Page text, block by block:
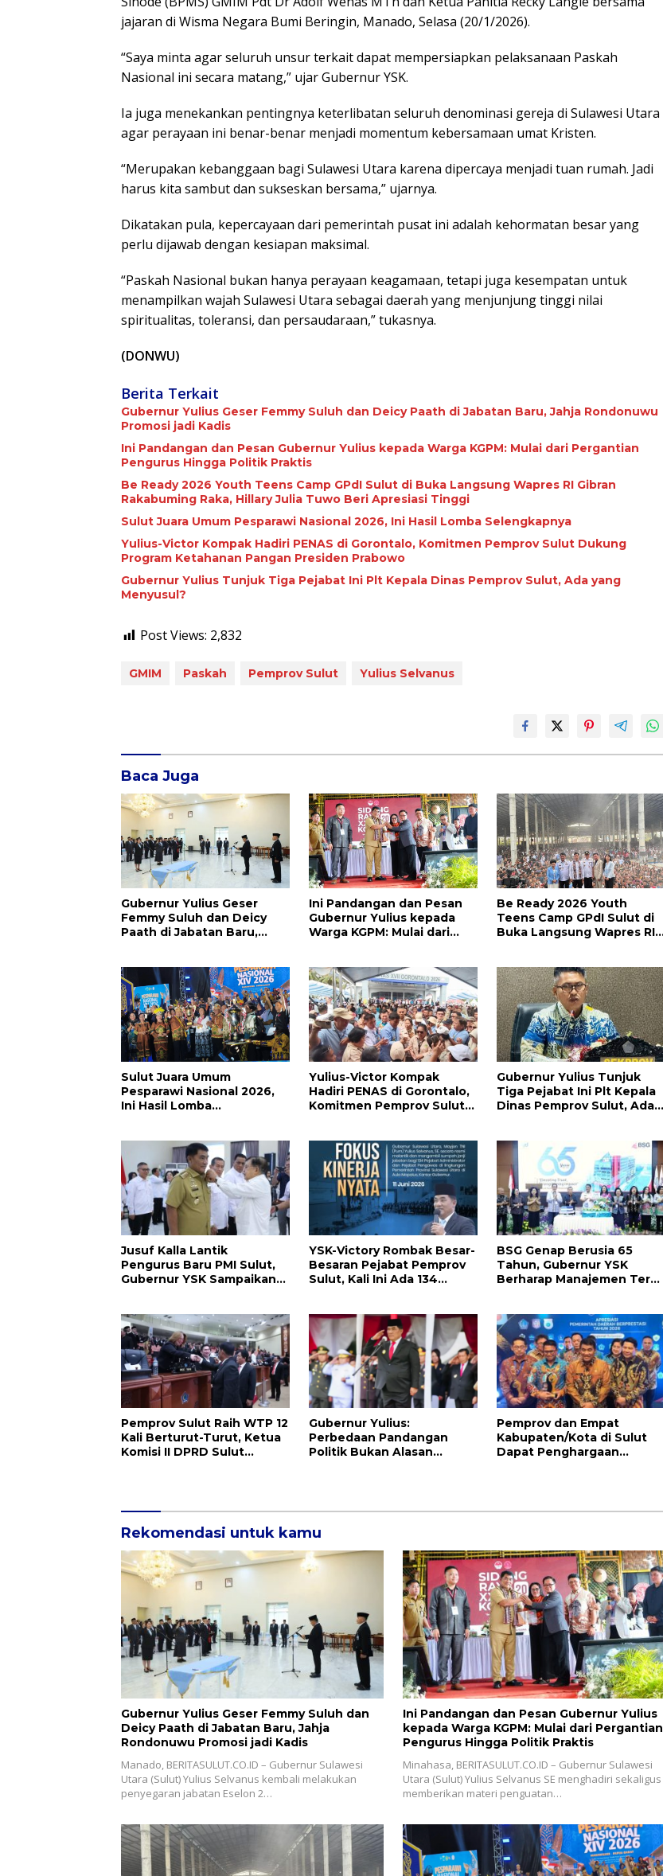
jajaran di Wisma Negara Bumi Beringin, Manado, Selasa (20/1/2026).
“Saya minta agar seluruh unsur terkait dapat mempersiapkan pelaksanaan Paskah
Nasional ini secara matang,” ujar Gubernur YSK.
Ia juga menekankan pentingnya keterlibatan seluruh denominasi gereja di Sulawesi Utara
agar perayaan ini benar-benar menjadi momentum kebersamaan umat Kristen.
“Merupakan kebanggaan bagi Sulawesi Utara karena dipercaya menjadi tuan rumah. Jadi
harus kita sambut dan sukseskan bersama,” ujarnya.
Dikatakan pula, kepercayaan dari pemerintah pusat ini adalah kehormatan besar yang
perlu dijawab dengan kesiapan maksimal.
“Paskah Nasional bukan hanya perayaan keagamaan, tetapi juga kesempatan untuk
menampilkan wajah Sulawesi Utara sebagai daerah yang menjunjung tinggi nilai
spiritualitas, toleransi, dan persaudaraan,” tukasnya.
(DONWU)
Berita Terkait
Gubernur Yulius Geser Femmy Suluh dan Deicy Paath di Jabatan Baru, Jahja Rondonuwu
Promosi jadi Kadis
Ini Pandangan dan Pesan Gubernur Yulius kepada Warga KGPM: Mulai dari Pergantian
Pengurus Hingga Politik Praktis
Be Ready 2026 Youth Teens Camp GPdI Sulut di Buka Langsung Wapres RI Gibran
Rakabuming Raka, Hillary Julia Tuwo Beri Apresiasi Tinggi
Sulut Juara Umum Pesparawi Nasional 2026, Ini Hasil Lomba Selengkapnya
Yulius-Victor Kompak Hadiri PENAS di Gorontalo, Komitmen Pemprov Sulut Dukung
Program Ketahanan Pangan Presiden Prabowo
Gubernur Yulius Tunjuk Tiga Pejabat Ini Plt Kepala Dinas Pemprov Sulut, Ada yang
Menyusul?
Post Views: 2,832
GMIM Paskah Pemprov Sulut Yulius Selvanus
Baca Juga
Gubernur Yulius Geser
Femmy Suluh dan Deicy
Paath di Jabatan Baru,
Ini Pandangan dan Pesan
Gubernur Yulius kepada
Warga KGPM: Mulai dari
Be Ready 2026 Youth
Teens Camp GPdI Sulut di
Buka Langsung Wapres RI
Apresiasi Tinggi
Sulut Juara Umum
Pesparawi Nasional 2026,
Ini Hasil Lomba
Yulius-Victor Kompak
Hadiri PENAS di Gorontalo,
Komitmen Pemprov Sulut
Presiden Prabowo
Gubernur Yulius Tunjuk
Tiga Pejabat Ini Plt Kepala
Dinas Pemprov Sulut, Ada
Jusuf Kalla Lantik
Pengurus Baru PMI Sulut,
Gubernur YSK Sampaikan
YSK-Victory Rombak Besar-
Besaran Pejabat Pemprov
Sulut, Kali Ini Ada 134
BSG Genap Berusia 65
Tahun, Gubernur YSK
Berharap Manajemen Terus
Pemprov Sulut Raih WTP 12
Kali Berturut-Turut, Ketua
Komisi II DPRD Sulut
Gubernur Yulius:
Perbedaan Pandangan
Politik Bukan Alasan
Pemprov dan Empat
Kabupaten/Kota di Sulut
Dapat Penghargaan
Rekomendasi untuk kamu
Gubernur Yulius Geser Femmy Suluh dan
Deicy Paath di Jabatan Baru, Jahja
Rondonuwu Promosi jadi Kadis
Manado, BERITASULUT.CO.ID – Gubernur Sulawesi
Utara (Sulut) Yulius Selvanus kembali melakukan
penyegaran jabatan Eselon 2…
Ini Pandangan dan Pesan Gubernur Yulius
kepada Warga KGPM: Mulai dari Pergantian
Pengurus Hingga Politik Praktis
Minahasa, BERITASULUT.CO.ID – Gubernur Sulawesi
Utara (Sulut) Yulius Selvanus SE menghadiri sekaligus
memberikan materi penguatan…